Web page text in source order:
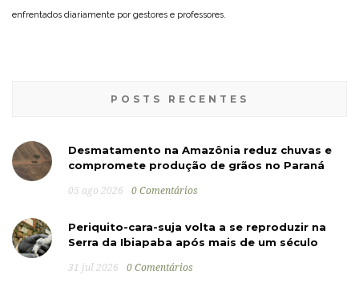
enfrentados diariamente por gestores e professores.
POSTS RECENTES
Desmatamento na Amazônia reduz chuvas e
compromete produção de grãos no Paraná
05 ago 2026 0 Comentários
Periquito-cara-suja volta a se reproduzir na
Serra da Ibiapaba após mais de um século
31 jul 2026 0 Comentários